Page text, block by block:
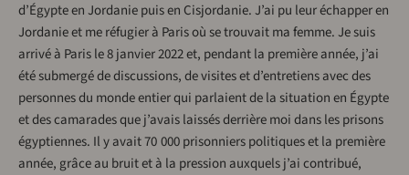
d’Égypte en Jordanie puis en Cisjordanie. J’ai pu leur échapper en
Jordanie et me réfugier à Paris où se trouvait ma femme. Je suis
arrivé à Paris le 8 janvier 2022 et, pendant la première année, j’ai
été submergé de discussions, de visites et d’entretiens avec des
personnes du monde entier qui parlaient de la situation en Égypte
et des camarades que j’avais laissés derrière moi dans les prisons
égyptiennes. Il y avait 70 000 prisonniers politiques et la première
année, grâce au bruit et à la pression auxquels j’ai contribué,